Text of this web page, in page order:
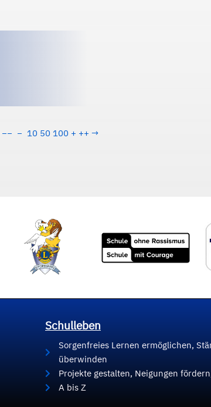
−− − 10 50 100 + ++ →
Schulleben
Sorgenfreies Lernen ermöglichen,
überwinden
Projekte gestalten, Neigungen
A bis Z